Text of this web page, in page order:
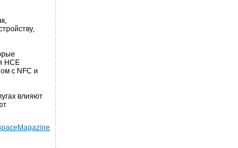
HCE
с NFC и
влияют